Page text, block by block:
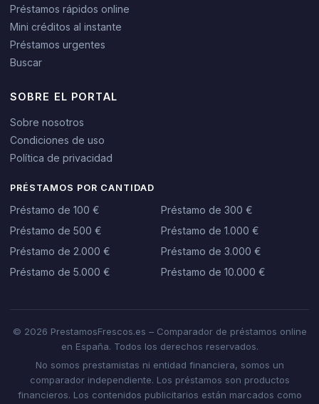
Préstamos rápidos online
Mini créditos al instante
Préstamos urgentes
Buscar
SOBRE EL PORTAL
Sobre nosotros
Condiciones de uso
Política de privacidad
PRÉSTAMOS POR CANTIDAD
Préstamo de 100 €
Préstamo de 300 €
Préstamo de 500 €
Préstamo de 1.000 €
Préstamo de 2.000 €
Préstamo de 3.000 €
Préstamo de 5.000 €
Préstamo de 10.000 €
© 2026 PrestamosFrescos.es – Comparador de préstamos online
en España. Todos los derechos reservados.
No somos prestamistas ni entidad financiera, somos un
comparador independiente. Los préstamos son productos
financieros. Los contenidos publicitarios están marcados como